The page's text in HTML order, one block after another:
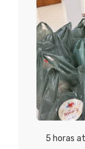
5 horas